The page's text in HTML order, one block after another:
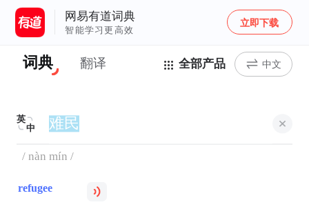
网易有道词典
智能学习更高效
立即下载
词典 翻译 全部产品 中文
英
中
/ nàn mín /
refugee